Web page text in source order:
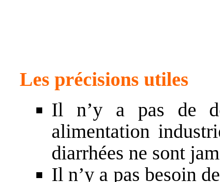
Les précisions utiles
Il n’y a pas de
alimentation
diarrhées ne sont
Il n’y a pas besoin